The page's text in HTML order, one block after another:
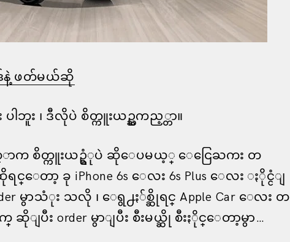
နဲ့ ဖတ်မယ်ဆို
ါဘူး ၊ ဒီလိုပဲ စိတ္ကူးယဥ္ႀကည့္တာ။
က စိတ္ကူးယဥ္ရံုပဲ ဆိုေပမယ့္ ေငြေႀကး တ
ေတာ့ ခု iPhone 6s ေလး 6s Plus ေလး ႏိုင္ငံျ
မွာသံုး သလို ၊ ေရွ႕ႏ်စ္ဆိုရင္ Apple Car ေလး တ
ဆိုျပီး order မွာျပီး စီးမယ္ဆို စီးႏိုင္ေတာ့မွာ…